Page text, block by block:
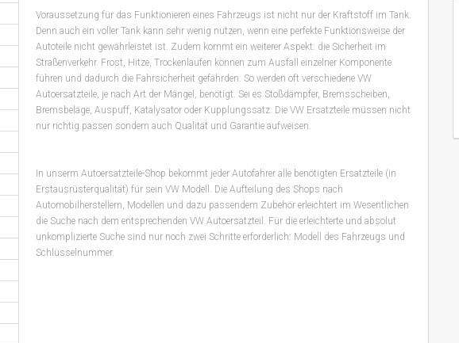
Voraussetzung für das Funktionieren eines Fahrzeugs ist nicht nur der Kraftstoff im Tank.
Denn auch ein voller Tank kann sehr wenig nutzen, wenn eine perfekte Funktionsweise der
Autoteile nicht gewährleistet ist. Zudem kommt ein weiterer Aspekt: die Sicherheit im
Straßenverkehr. Frost, Hitze, Trockenlaufen können zum Ausfall einzelner Komponente
führen und dadurch die Fahrsicherheit gefährden. So werden oft verschiedene VW
Autoersatzteile, je nach Art der Mängel, benötigt. Sei es Stoßdämpfer, Bremsscheiben,
Bremsbeläge, Auspuff, Katalysator oder Kupplungssatz. Die VW Ersatzteile müssen nicht
nur richtig passen sondern auch Qualität und Garantie aufweisen.
In unserm Autoersatzteile-Shop bekommt jeder Autofahrer alle benötigten Ersatzteile (in
Erstausrüsterqualität) für sein VW Modell. Die Aufteilung des Shops nach
Automobilherstellern, Modellen und dazu passendem Zubehör erleichtert im Wesentlichen
die Suche nach dem entsprechenden VW Autoersatzteil. Für die erleichterte und absolut
unkomplizierte Suche sind nur noch zwei Schritte erforderlich: Modell des Fahrzeugs und
Schlüsselnummer.